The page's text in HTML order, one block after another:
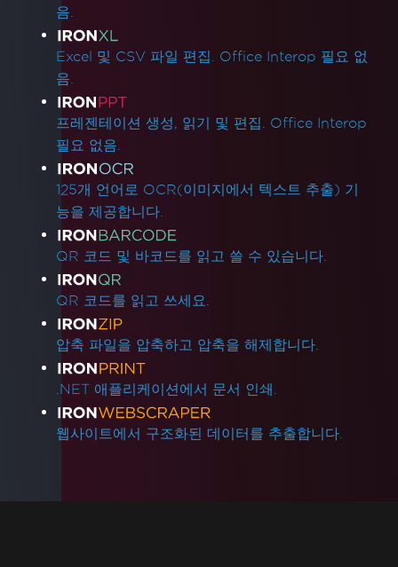
음.
Excel 및 CSV 파일 편집. Office Interop 필요 없
음.
프레젠테이션 생성, 읽기 및 편집. Office Interop
필요 없음.
125개 언어로 OCR(이미지에서 텍스트 추출) 기
능을 제공합니다.
QR 코드 및 바코드를 읽고 쓸 수 있습니다.
QR 코드를 읽고 쓰세요.
압축 파일을 압축하고 압축을 해제합니다.
.NET 애플리케이션에서 문서 인쇄.
웹사이트에서 구조화된 데이터를 추출합니다.